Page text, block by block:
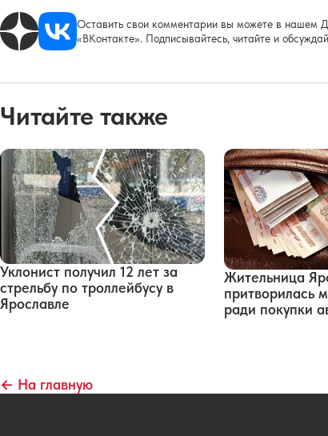
Оставить свои комментарии вы можете в нашем
«ВКонтакте». Подписывайтесь, читайте и
Читайте также
Уклонист получил 12 лет за
стрельбу по троллейбусу в
Ярославле
Жительница
притворилась
ради покупки
← На главную